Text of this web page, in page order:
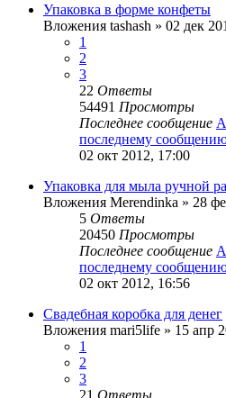
Упаковка в форме конфеты
Вложения tashash » 02 дек
1
2
3
22 Ответы
54491 Просмотры
Последнее сообщение
последнему
02 окт 2012, 17:00
Упаковка для мыла ручной
Вложения Merendinka » 28
5 Ответы
20450 Просмотры
Последнее сообщение
последнему
02 окт 2012, 16:56
Свадебная коробка для денег
Вложения mari5life » 15 апр
1
2
3
21 Ответы